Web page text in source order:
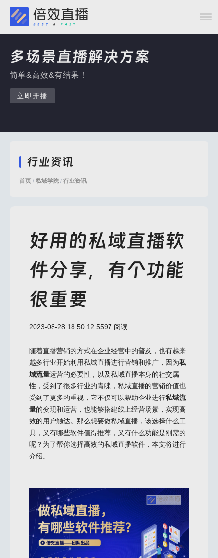
多场景直播解决方案
简单&高效&有结果！
立即开播
行业资讯
首页 / 私域学院 / 行业资讯
好用的私域直播软
件分享，有个功能
很重要
2023-08-28 18:50:12 5597 阅读
随着直播营销的方式在企业经营中的普及，也有越来
越多行业开始利用私域直播进行营销和推广，因为私
域流量运营的必要性，以及私域直播本身的社交属
性，受到了很多行业的青睐，私域直播的营销价值也
受到了更多的重视，它不仅可以帮助企业进行私域流
量的变现和运营，也能够搭建线上经营场景，实现高
效的用户触达。那么想要做私域直播，该选择什么工
具，又有哪些软件值得推荐，又有什么功能是刚需的
呢？为了帮你选择高效的私域直播软件，本文将进行
介绍。